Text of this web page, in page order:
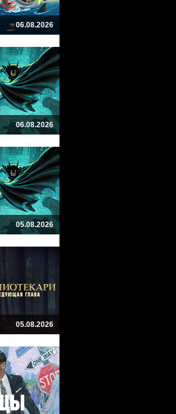
06.08.2026
06.08.2026
05.08.2026
05.08.2026